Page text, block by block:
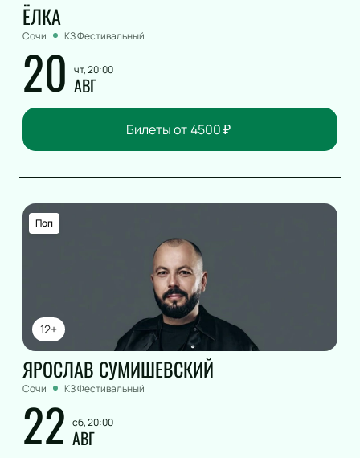
ЁЛКА
Сочи КЗ Фестивальный
20 чт, 20:00
АВГ
Билеты от4500₽
12+
Поп
ЯРОСЛАВ СУМИШЕВСКИЙ
Сочи КЗ Фестивальный
22 сб, 20:00
АВГ